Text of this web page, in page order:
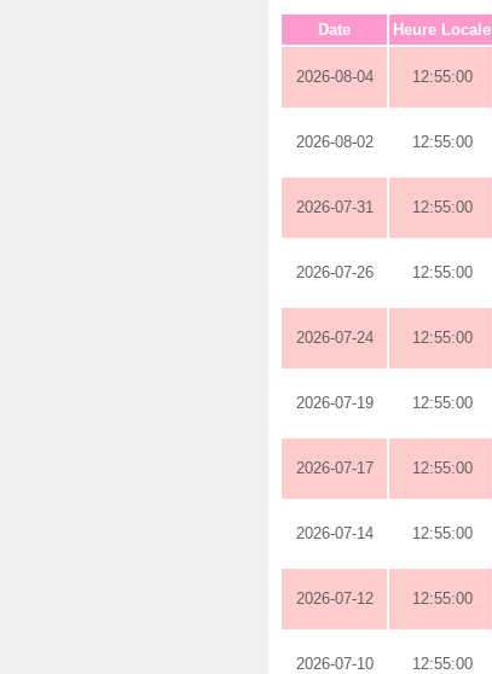
Date Heure Locale
2026-08-04 12:55:00
2026-08-02 12:55:00
2026-07-31 12:55:00
2026-07-26 12:55:00
2026-07-24 12:55:00
2026-07-19 12:55:00
2026-07-17 12:55:00
2026-07-14 12:55:00
2026-07-12 12:55:00
2026-07-10 12:55:00